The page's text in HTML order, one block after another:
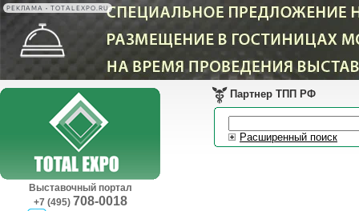
РЕКЛАМА • TOTALEXPO.RU
Выставочный портал
+7 (495) 708-0018
Партнер ТПП РФ
Расширенный поиск